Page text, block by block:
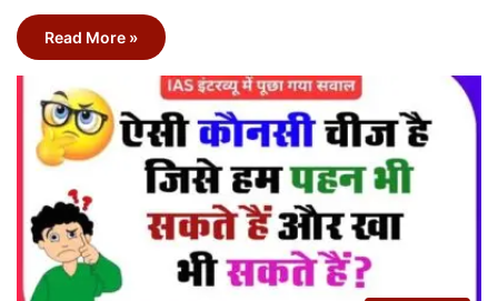
Read More »